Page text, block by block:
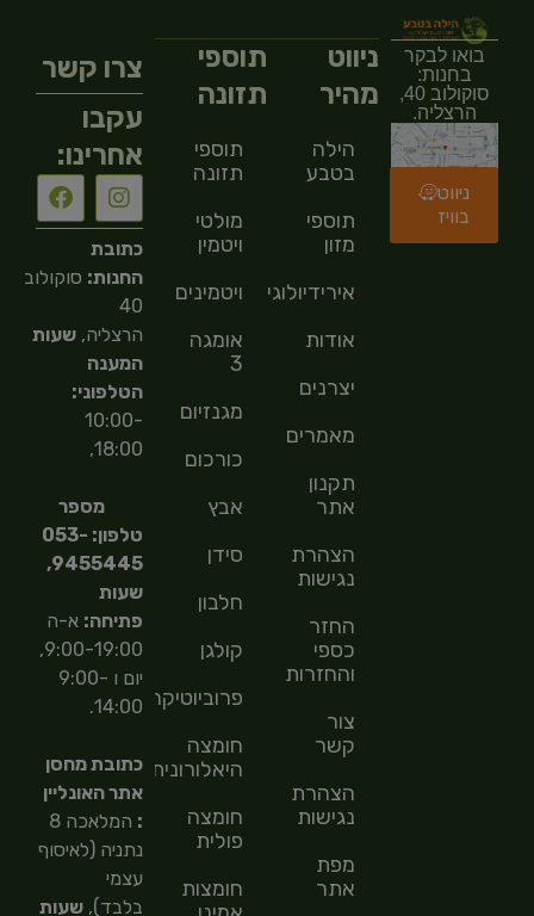
בואו לבקר
בחנות:
סוקולוב 40,
הרצליה.
ניווט
בוויז
ניווט
מהיר
הילה
בטבע
תוספי
מזון
אירידיולוגיה
אודות
יצרנים
מאמרים
תקנון
אתר
הצהרת
נגישות
החזר
כספי
והחזרות
צור
קשר
הצהרת
נגישות
מפת
אתר
תוספי
תזונה
תוספי
תזונה
מולטי
ויטמין
ויטמינים
אומגה
3
מגנזיום
כורכום
אבץ
סידן
חלבון
קולגן
פרוביוטיקה
חומצה
היאלורונית
חומצה
פולית
חומצות
צרו קשר
עקבו
אחרינו:
כתובת
החנות: סוקולוב
40
הרצליה,שעות
המענה
הטלפוני:
10:00-
18:00,
מספר
טלפון: 053-
9455445,
שעות
פתיחה: א-ה
9:00-19:00,
יום ו 9:00-
14:00.
כתובת מחסן
אתר האונליין
:
המלאכה 8
נתניה (לאיסוף
עצמי
בלבד),שעות